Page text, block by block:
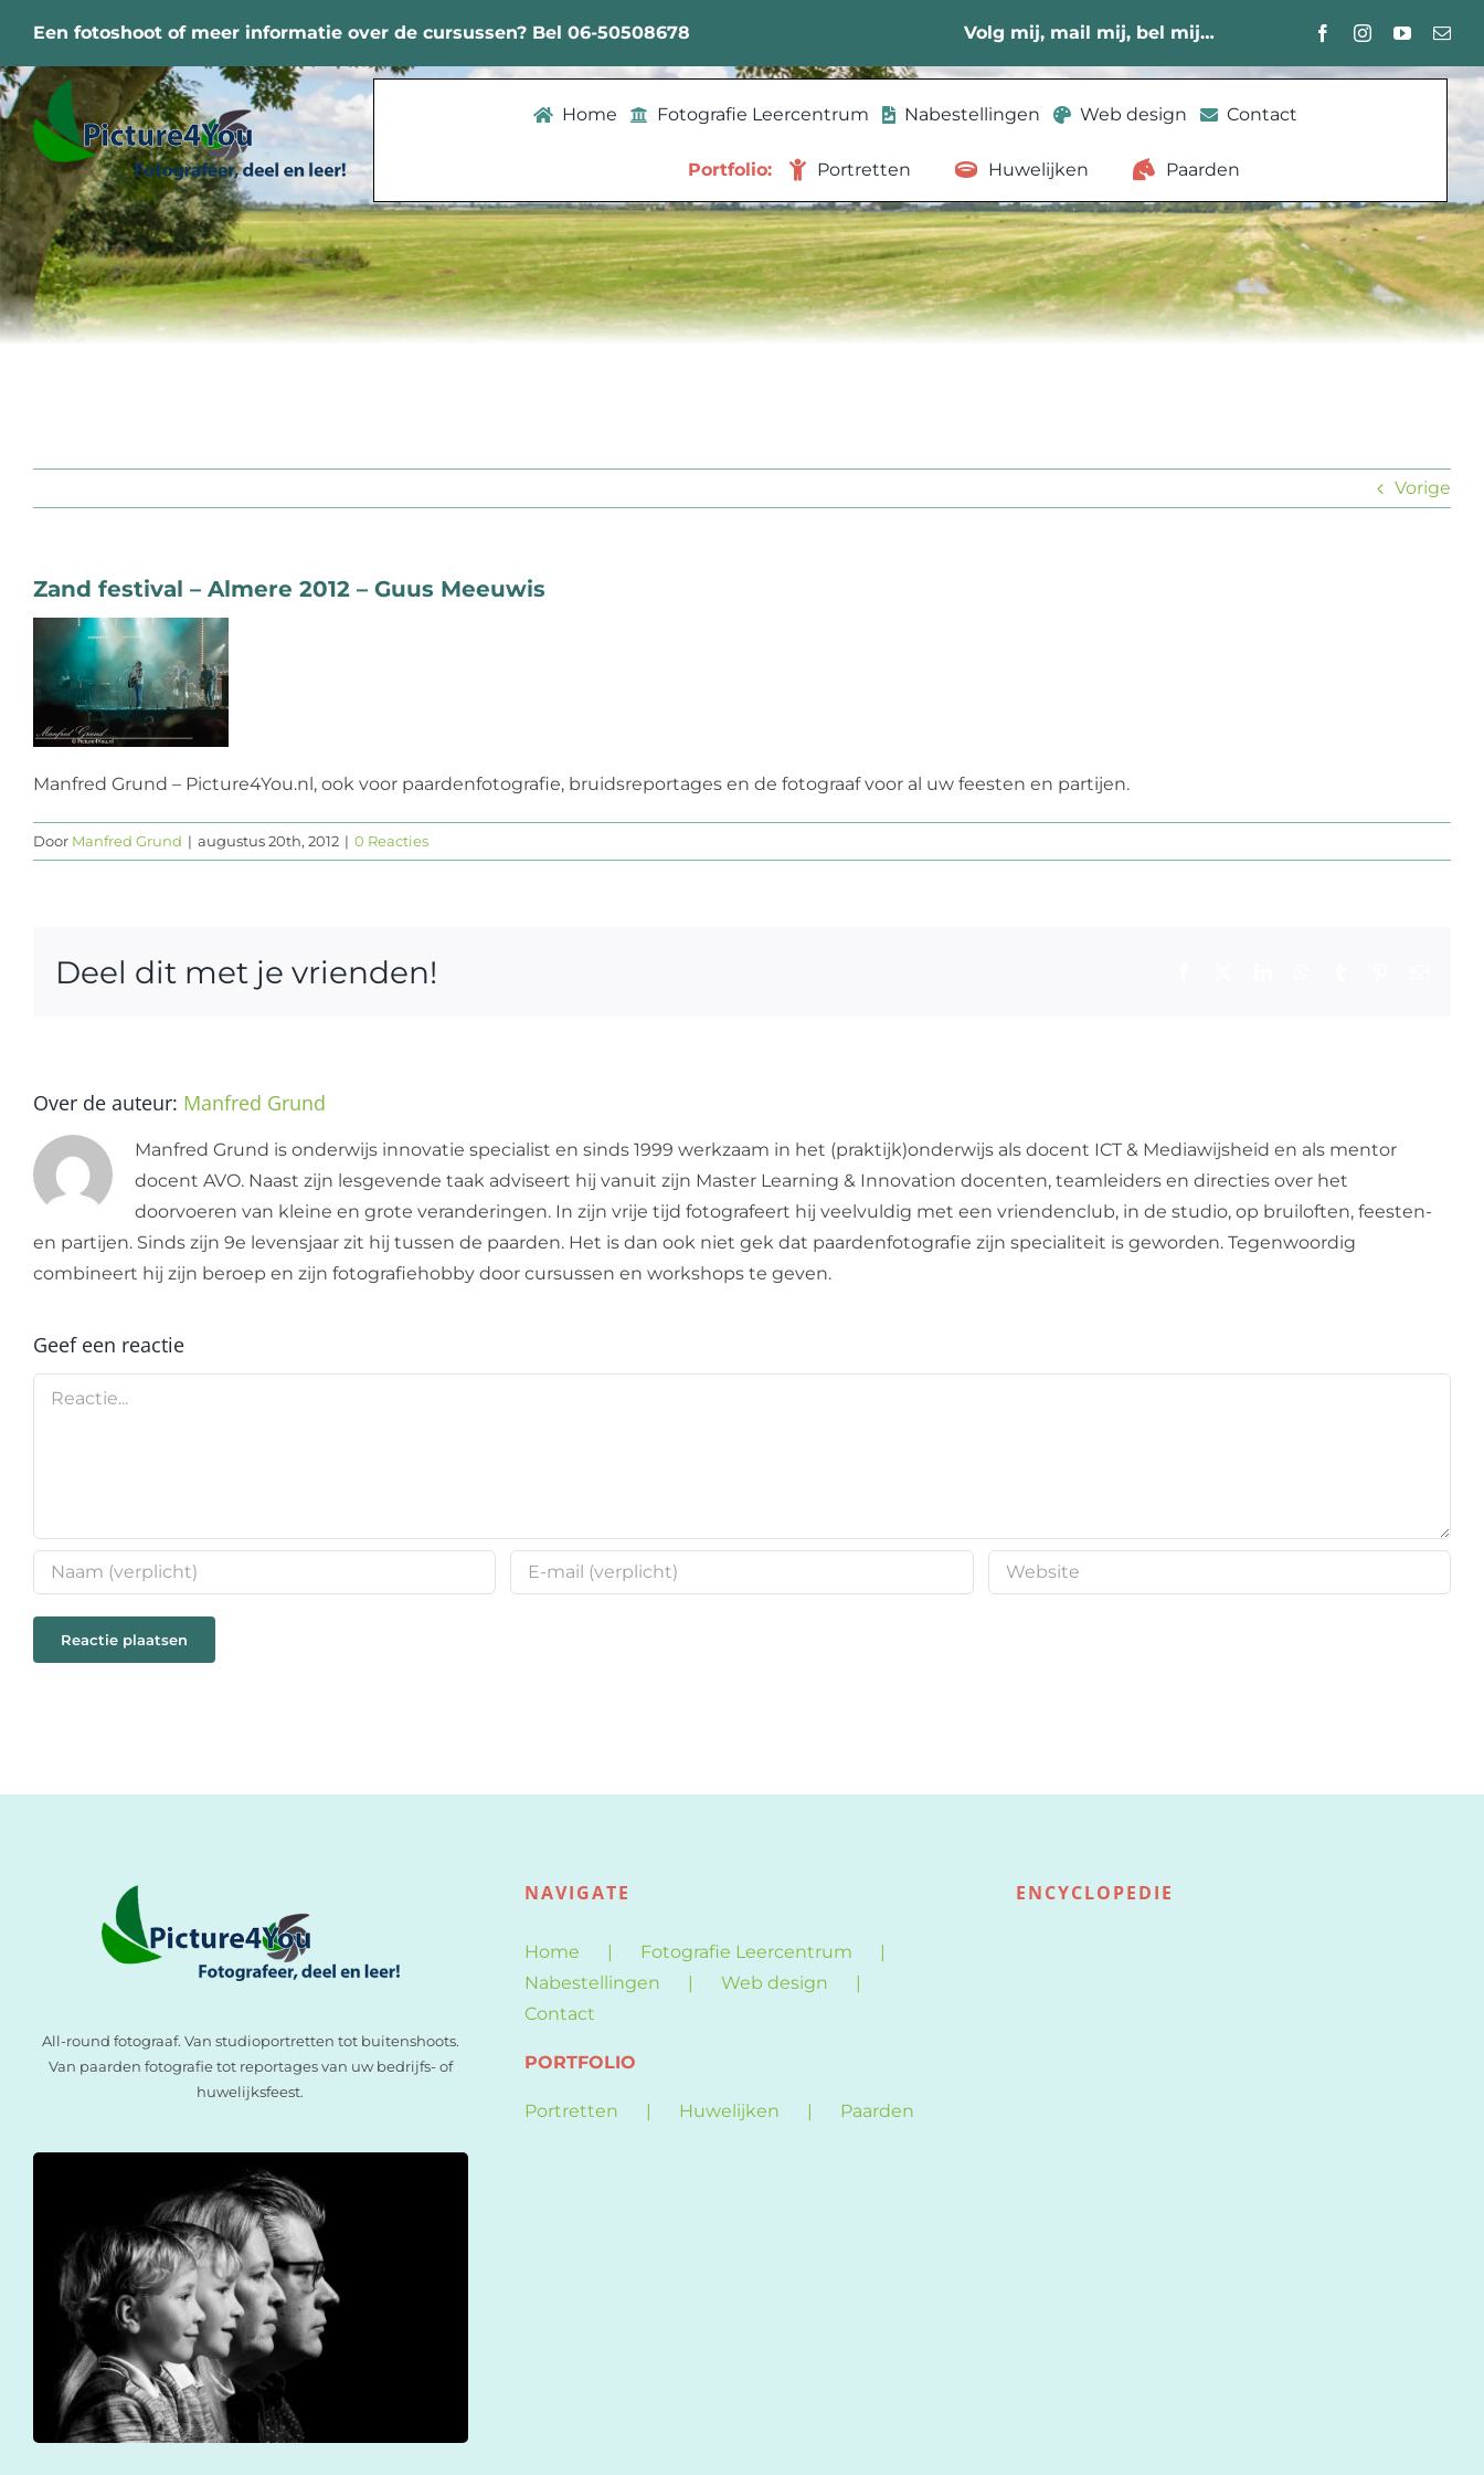
naar
inhoud
Een fotoshoot of meer informatie over de cursussen? Bel 06-50508678 Volg mij, mail mij, bel mij…
Home Fotografie Leercentrum Nabestellingen Web design Contact
Portfolio: Portretten Huwelijken Paarden
Vorige
Zand festival – Almere 2012 – Guus Meeuwis
Manfred Grund – Picture4You.nl, ook voor paardenfotografie, bruidsreportages en de fotograaf voor al uw feesten en partijen.
Door Manfred Grund | augustus 20th, 2012 | 0 Reacties
Deel dit met je vrienden!
Over de auteur: Manfred Grund
Manfred Grund is onderwijs innovatie specialist en sinds 1999 werkzaam in het (praktijk)onderwijs als docent ICT & Mediawijsheid en als mentor
docent AVO. Naast zijn lesgevende taak adviseert hij vanuit zijn Master Learning & Innovation docenten, teamleiders en directies over het
doorvoeren van kleine en grote veranderingen. In zijn vrije tijd fotografeert hij veelvuldig met een vriendenclub, in de studio, op bruiloften, feesten-
en partijen. Sinds zijn 9e levensjaar zit hij tussen de paarden. Het is dan ook niet gek dat paardenfotografie zijn specialiteit is geworden. Tegenwoordig
combineert hij zijn beroep en zijn fotografiehobby door cursussen en workshops te geven.
Geef een reactie
Reactie
All-round fotograaf. Van studioportretten tot buitenshoots.
Van paarden fotografie tot reportages van uw bedrijfs- of
huwelijksfeest.
NAVIGATE
Home
Fotografie Leercentrum
Nabestellingen
Web design
Contact
PORTFOLIO
Portretten Huwelijken Paarden
ENCYCLOPEDIE